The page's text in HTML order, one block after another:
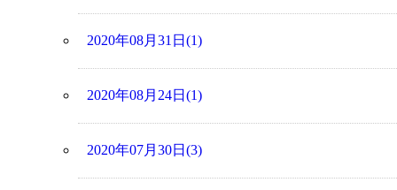
2020年08月31日(1)
2020年08月24日(1)
2020年07月30日(3)